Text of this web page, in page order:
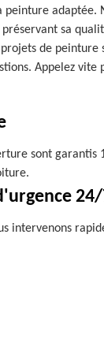
adaptée.
sa
de peinture
Appelez vite
sont garantis
intervenons